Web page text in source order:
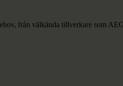
från välkända tillverkare som